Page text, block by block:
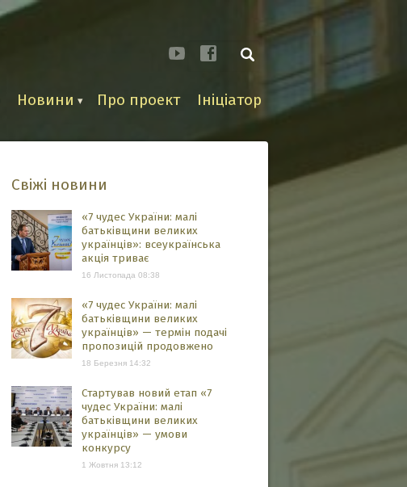
Новини Про проект Ініціатор
Свіжі новини
«7 чудес України: малі
батьківщини великих
українців»: всеукраїнська
акція триває
16 Листопада 08:38
«7 чудес України: малі
батьківщини великих
українців» — термін подачі
пропозицій продовжено
18 Березня 14:32
Стартував новий етап «7
чудес України: малі
батьківщини великих
українців» — умови
конкурсу
1 Жовтня 13:12